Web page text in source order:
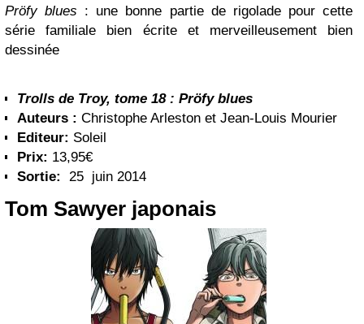
Pröfy blues : une bonne partie de rigolade pour cette
série familiale bien écrite et merveilleusement bien
dessinée
Trolls de Troy, tome 18 : Pröfy blues
Auteurs : Christophe Arleston et Jean-Louis Mourier
Editeur: Soleil
Prix: 13,95€
Sortie:
25 juin 2014
Tom Sawyer japonais